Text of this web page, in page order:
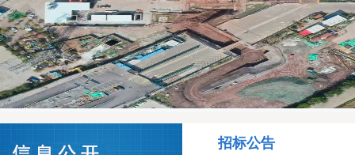
招标公告